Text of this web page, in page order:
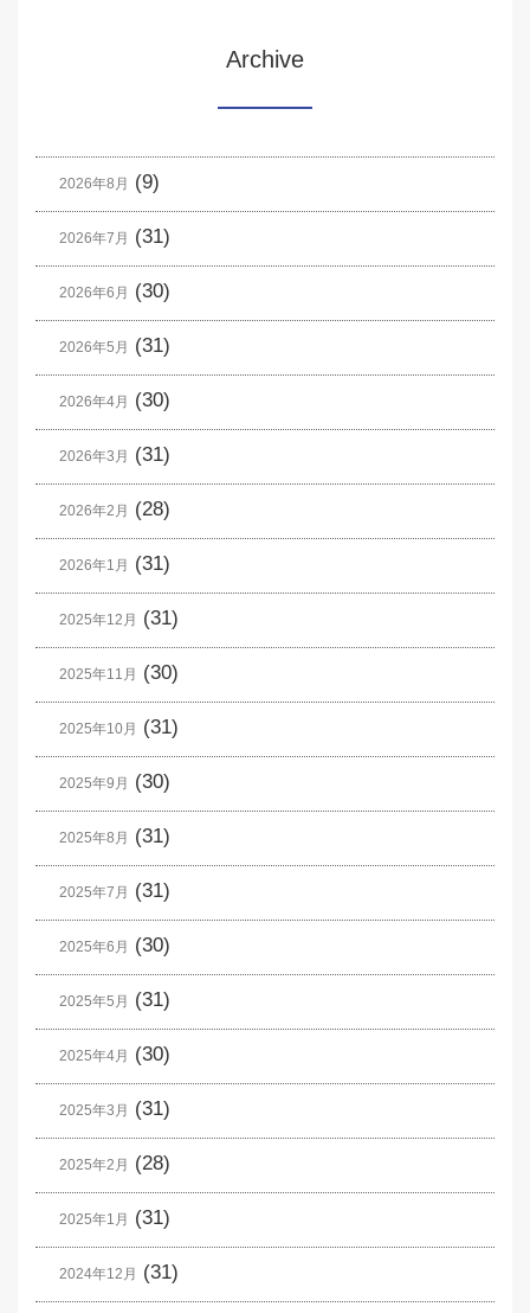
Archive
2026年8月 (9)
2026年7月 (31)
2026年6月 (30)
2026年5月 (31)
2026年4月 (30)
2026年3月 (31)
2026年2月 (28)
2026年1月 (31)
2025年12月 (31)
2025年11月 (30)
2025年10月 (31)
2025年9月 (30)
2025年8月 (31)
2025年7月 (31)
2025年6月 (30)
2025年5月 (31)
2025年4月 (30)
2025年3月 (31)
2025年2月 (28)
2025年1月 (31)
2024年12月 (31)